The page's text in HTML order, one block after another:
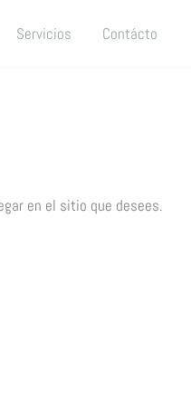
Servicios Contácto
en el sitio que desees.